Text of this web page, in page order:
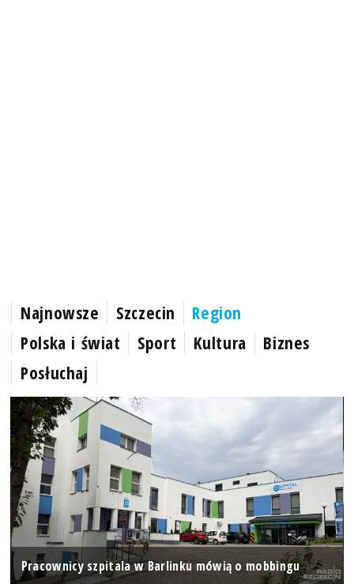
Najnowsze Szczecin
Region
Polska i świat
Sport Kultura
Biznes
Posłuchaj
Pracownicy szpitala w Barlinku mówią o mobbingu